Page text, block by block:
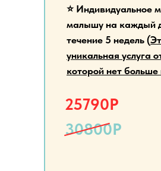
⭐️ Индивидуальное
малышу на каждый
течение 5 недель (
уникальная услуга
которой нет больше
25790Р
30800Р